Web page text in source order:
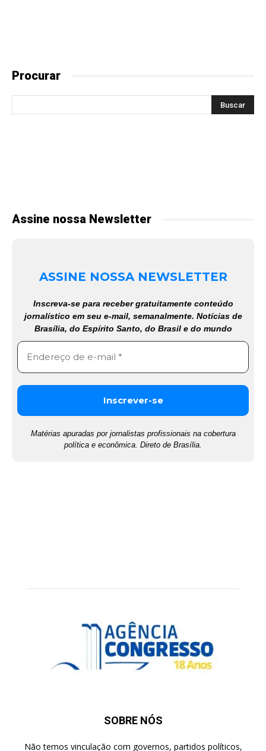
Procurar
Assine nossa Newsletter
ASSINE NOSSA NEWSLETTER
Inscreva-se para receber gratuitamente conteúdo
jornalístico em seu e-mail, semanalmente. Notícias de
Brasília, do Espírito Santo, do Brasil e do mundo
Matérias apuradas por jornalistas profissionais na cobertura
política e econômica. Direto de Brasília.
SOBRE NÓS
Não temos vinculação com governos, partidos políticos,